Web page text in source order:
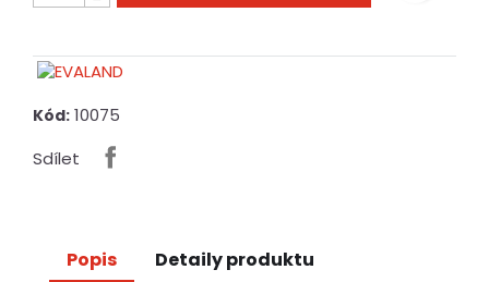
Kód: 10075
Sdílet
Popis
Detaily produktu